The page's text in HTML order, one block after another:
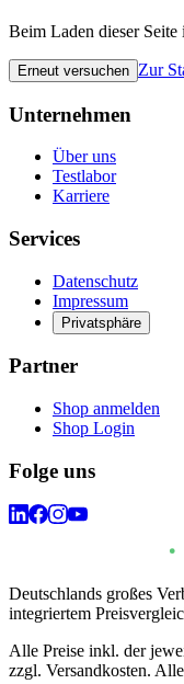
Beim Laden dieser Seite
Erneut versuchen Zur
Unternehmen
Über uns
Testlabor
Karriere
Services
Datenschutz
Impressum
Privatsphäre
Partner
Shop anmelden
Shop Login
Folge uns
Deutschlands großes
integriertem
Alle Preise inkl. der
zzgl. Versandkosten.